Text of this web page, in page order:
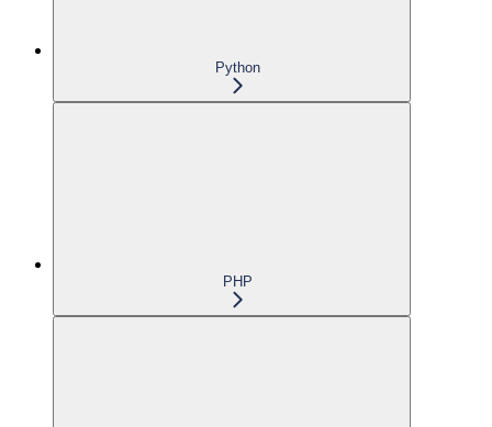
Python
PHP